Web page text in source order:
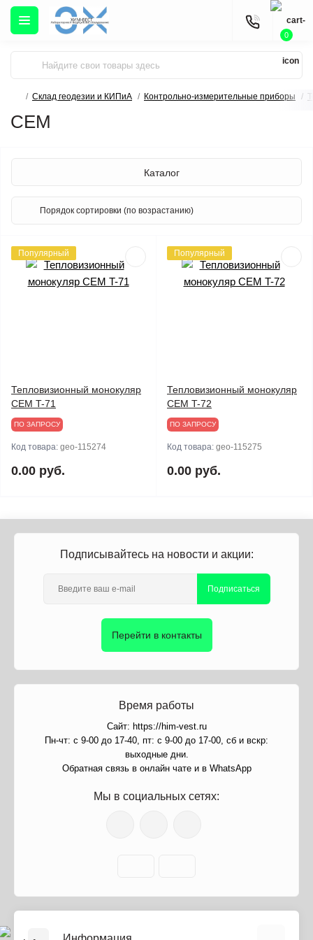
0
Склад геодезии и КИПиА Контрольно-измерительные приборы
CEM
Каталог
Популярный
Тепловизионный монокуляр
CEM T-71
ПО ЗАПРОСУ
Код товара: geo-115274
0.00 руб.
Популярный
Тепловизионный монокуляр
CEM T-72
ПО ЗАПРОСУ
Код товара: geo-115275
0.00 руб.
Подписывайтесь на новости и акции:
Подписаться
Перейти в контакты
Время работы
Сайт: https://him-vest.ru
Пн-чт: с 9-00 до 17-40, пт: с 9-00 до 17-00, сб и вскр:
выходные дни.
Обратная связь в онлайн чате и в WhatsApp
Мы в социальных сетях: